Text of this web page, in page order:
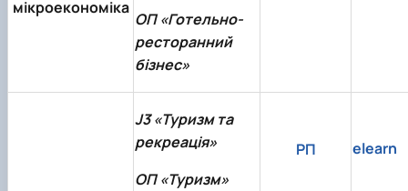
мікроекономіка
ОП «Готельно-
ресторанний
бізнес»
J3 «Туризм та
рекреація»
ОП «Туризм»
РП elearn